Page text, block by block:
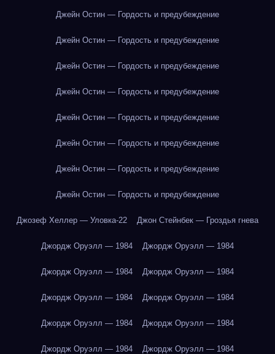
Джейн Остин — Гордость и предубеждение
Джейн Остин — Гордость и предубеждение
Джейн Остин — Гордость и предубеждение
Джейн Остин — Гордость и предубеждение
Джейн Остин — Гордость и предубеждение
Джейн Остин — Гордость и предубеждение
Джейн Остин — Гордость и предубеждение
Джейн Остин — Гордость и предубеждение
Джозеф Хеллер — Уловка-22 Джон Стейнбек — Гроздья гнева
Джордж Оруэлл — 1984 Джордж Оруэлл — 1984
Джордж Оруэлл — 1984 Джордж Оруэлл — 1984
Джордж Оруэлл — 1984 Джордж Оруэлл — 1984
Джордж Оруэлл — 1984 Джордж Оруэлл — 1984
Джордж Оруэлл — 1984 Джордж Оруэлл — 1984